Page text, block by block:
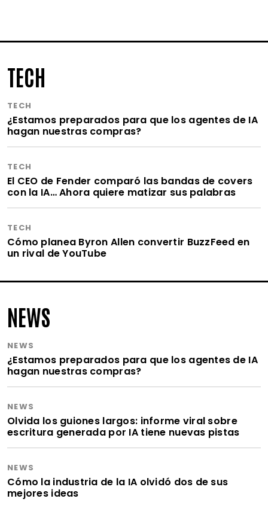
TECH
TECH
¿Estamos preparados para que los agentes de IA
hagan nuestras compras?
TECH
El CEO de Fender comparó las bandas de covers
con la IA… Ahora quiere matizar sus palabras
TECH
Cómo planea Byron Allen convertir BuzzFeed en
un rival de YouTube
NEWS
NEWS
¿Estamos preparados para que los agentes de IA
hagan nuestras compras?
NEWS
Olvida los guiones largos: informe viral sobre
escritura generada por IA tiene nuevas pistas
NEWS
Cómo la industria de la IA olvidó dos de sus
mejores ideas